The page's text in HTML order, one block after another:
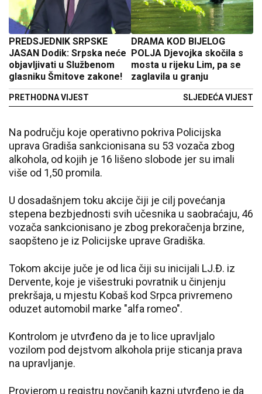
PREDSJEDNIK SRPSKE
JASAN Dodik: Srpska neće
objavljivati u Službenom
glasniku Šmitove zakone!
PRETHODNA VIJEST
DRAMA KOD BIJELOG
POLJA Djevojka skočila s
mosta u rijeku Lim, pa se
zaglavila u granju
SLJEDEĆA VIJEST
Na području koje operativno pokriva Policijska
uprava Gradiša sankcionisana su 53 vozača zbog
alkohola, od kojih je 16 lišeno slobode jer su imali
više od 1,50 promila.
U dosadašnjem toku akcije čiji je cilj povećanja
stepena bezbjednosti svih učesnika u saobraćaju, 46
vozača sankcionisano je zbog prekoračenja brzine,
saopšteno je iz Policijske uprave Gradiška.
Tokom akcije juče je od lica čiji su inicijali LJ.Đ. iz
Dervente, koje je višestruki povratnik u činjenju
prekršaja, u mjestu Kobaš kod Srpca privremeno
oduzet automobil marke "alfa romeo".
Kontrolom je utvrđeno da je to lice upravljalo
vozilom pod dejstvom alkohola prije sticanja prava
na upravljanje.
Provjerom u registru novčanih kazni utvrđeno je da